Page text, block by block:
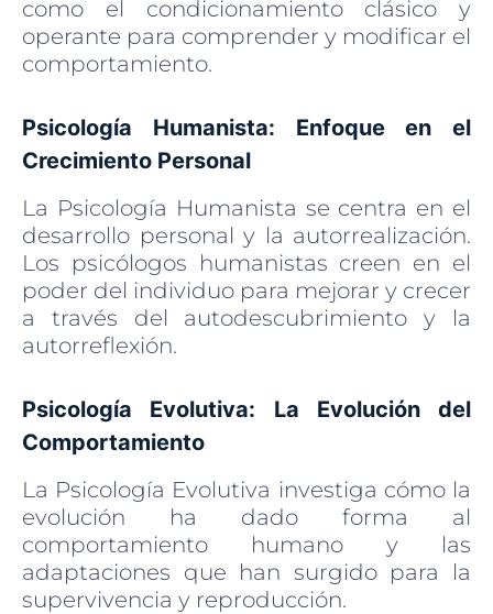
como el condicionamiento clásico y
operante para comprender y modificar el
comportamiento.
Psicología Humanista: Enfoque en el
Crecimiento Personal
La Psicología Humanista se centra en el
desarrollo personal y la autorrealización.
Los psicólogos humanistas creen en el
poder del individuo para mejorar y crecer
a través del autodescubrimiento y la
autorreflexión.
Psicología Evolutiva: La Evolución del
Comportamiento
La Psicología Evolutiva investiga cómo la
evolución ha dado forma al
comportamiento humano y las
adaptaciones que han surgido para la
supervivencia y reproducción.